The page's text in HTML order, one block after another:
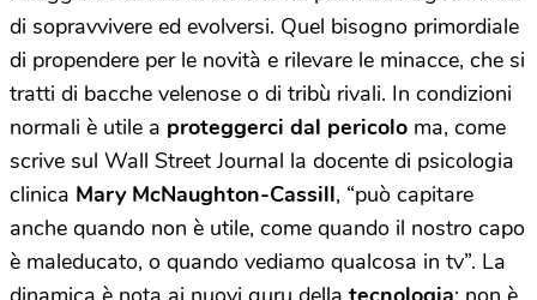
di sopravvivere ed evolversi. Quel bisogno primordiale
di propendere per le novità e rilevare le minacce, che si
tratti di bacche velenose o di tribù rivali. In condizioni
normali è utile a proteggerci dal pericolo ma, come
scrive sul Wall Street Journal la docente di psicologia
clinica Mary McNaughton-Cassill, “può capitare
anche quando non è utile, come quando il nostro capo
è maleducato, o quando vediamo qualcosa in tv”. La